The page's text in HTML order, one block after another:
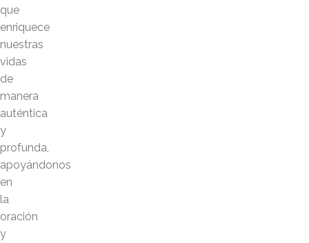
que
enriquece
nuestras
vidas
de
manera
auténtica
y
profunda,
apoyándonos
en
la
oración
y